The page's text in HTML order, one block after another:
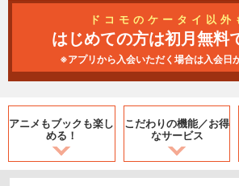
ドコモのケータイ以外
はじめての方は初月無料
※アプリから入会いただく場合は入会日
アニメもブックも楽し
める！
こだわりの機能／お得
なサービス